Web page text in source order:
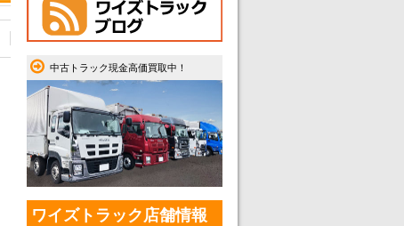
中古トラック現金高価買取中！
ワイズトラック店舗情報